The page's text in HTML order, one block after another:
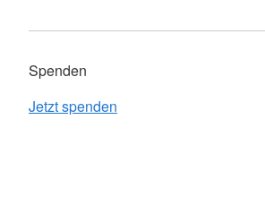
Spenden
Jetzt spenden